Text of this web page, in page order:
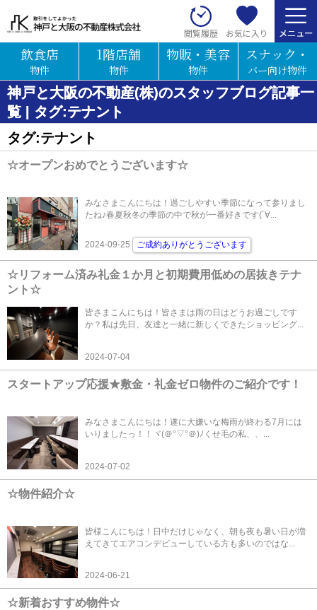
閲覧履歴 お気に入り
飲食店
物件
1階店舗
物件
物販・美容
物件
スナック・
バー向け物件
神戸と大阪の不動産(株)のスタッフブログ記事一
覧 | タグ:テナント
タグ:テナント
☆オープンおめでとうございます☆
みなさまこんにちは！過ごしやすい季節になって参りまし
たね♪春夏秋冬の季節の中で秋が一番好きです(´∀...
2024-09-25 ご成約ありがとうございます
☆リフォーム済み礼金１か月と初期費用低めの居抜きテナ
ント☆
皆さまこんにちは！皆さまは雨の日はどうお過ごしです
か？私は先日、友達と一緒に新しくできたショッピング...
2024-07-04
スタートアップ応援★敷金・礼金ゼロ物件のご紹介です！
みなさまこんにちは！遂に大嫌いな梅雨が終わる7月には
いりましたっ！！ヾ(＠°▽°＠)ﾉくせ毛の私、、...
2024-07-02
☆物件紹介☆
皆様こんにちは！日中だけじゃなく、朝も夜も暑い日が増
えてきてエアコンデビューしている方も多いのではな...
2024-06-21
☆新着おすすめ物件☆